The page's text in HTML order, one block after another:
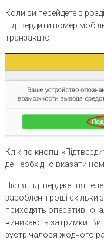
Коли ви перейдете в
підтвердити номер
транзакцію:
Клік по кнопці
де необхідно вказати
Після підтвердження
зароблені гроші
приходять оперативно,
виникають затримки.
зустрічалося жодного